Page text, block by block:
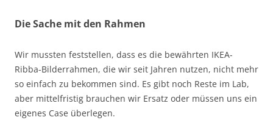
Die Sache mit den Rahmen
Wir mussten feststellen, dass es die bewährten IKEA-
Ribba-Bilderrahmen, die wir seit Jahren nutzen, nicht mehr
so einfach zu bekommen sind. Es gibt noch Reste im Lab,
aber mittelfristig brauchen wir Ersatz oder müssen uns ein
eigenes Case überlegen.